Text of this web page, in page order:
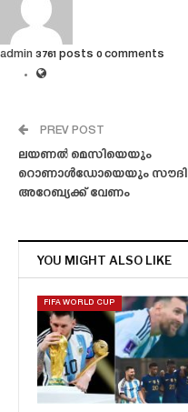
admin 3761 posts 0 comments
PREV POST
ലയണൽ മെസിയെയും
റൊണാൾഡോയെയും സൗദി
അറേബ്യക്ക് വേണം
YOU MIGHT ALSO LIKE
FIFA WORLD CUP